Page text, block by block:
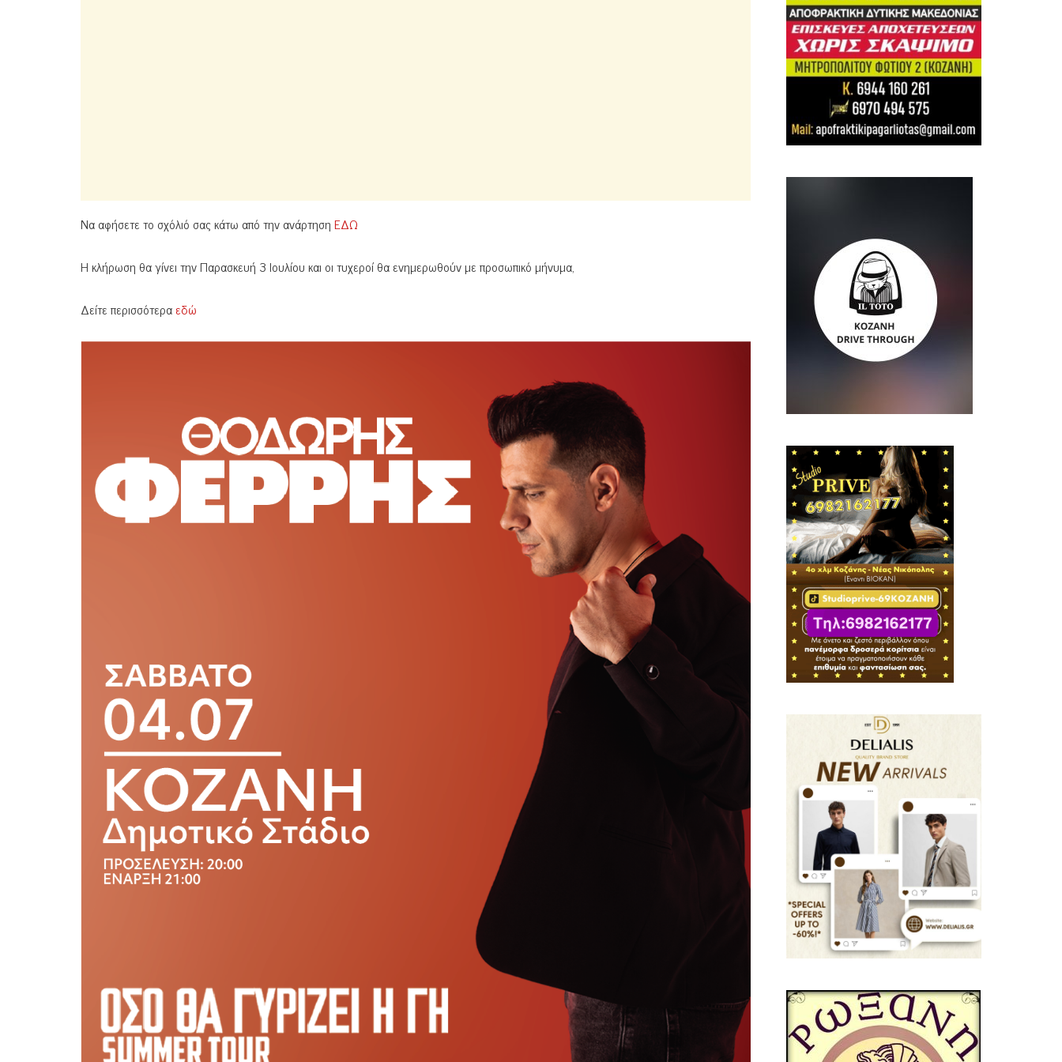
Να αφήσετε το σχόλιό σας κάτω από την ανάρτησηΕΔΩ
Η κλήρωση θα γίνει την Παρασκευή 3 Ιουλίου και οι τυχεροί θα ενημερωθούν με προσωπικό μήνυμα,
Δείτε περισσότεραεδώ